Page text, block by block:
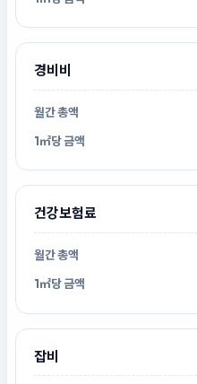
경비비
건강보험료
잡비